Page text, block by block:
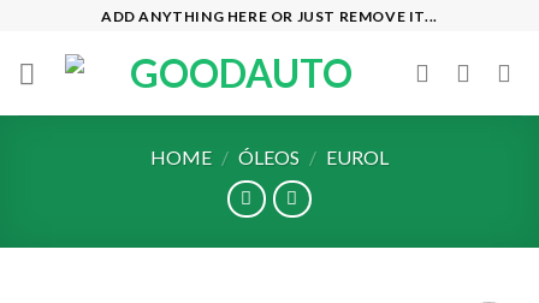
content
ADD ANYTHING HERE OR JUST REMOVE IT...
HOME / ÓLEOS / EUROL